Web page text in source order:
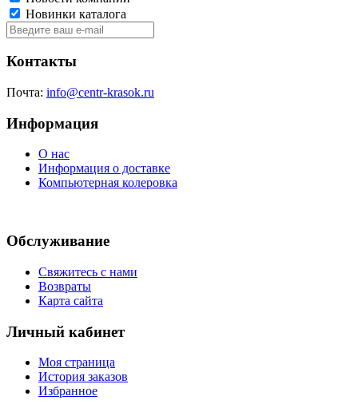
Новинки каталога
Контакты
Почта: info@centr-krasok.ru
Информация
О нас
Информация о доставке
Компьютерная колеровка
Обслуживание
Свяжитесь с нами
Возвраты
Карта сайта
Личный кабинет
Моя страница
История заказов
Избранное